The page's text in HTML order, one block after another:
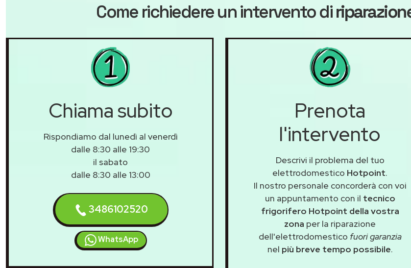
Come richiedere un intervento di
Chiama subito
Rispondiamo dal lunedì al venerdì
dalle 8:30 alle 19:30
il sabato
dalle 8:30 alle 13:00
3486102520
WhatsApp
Prenota
l'intervento
Descrivi il problema del tuo
elettrodomestico Hotpoint.
Il nostro personale concorderà con voi
un appuntamento con il tecnico
frigorifero Hotpoint della vostra
zona per la riparazione
dell'elettrodomestico fuori garanzia
nel più breve tempo possibile.